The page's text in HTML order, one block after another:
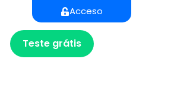
Acceso
Teste grátis